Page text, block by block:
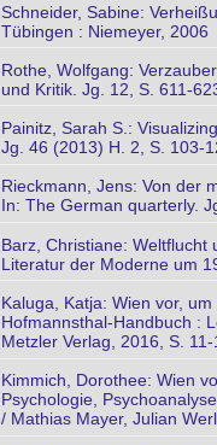
Schneider, Sabine:
Tübingen : Niemeyer, 2006
Rothe, Wolfgang:
und Kritik. Jg. 12, S. 611-
Painitz, Sarah S.:
Jg. 46 (2013) H. 2, S. 103-
Rieckmann, Jens: Von der
In: The German quarterly.
Barz, Christiane: Weltflucht
Literatur der Moderne um
Kaluga, Katja: Wien vor,
Hofmannsthal-Handbuch :
Metzler Verlag, 2016, S. 11-
Kimmich, Dorothee: Wien
Psychologie,
/ Mathias Mayer, Julian